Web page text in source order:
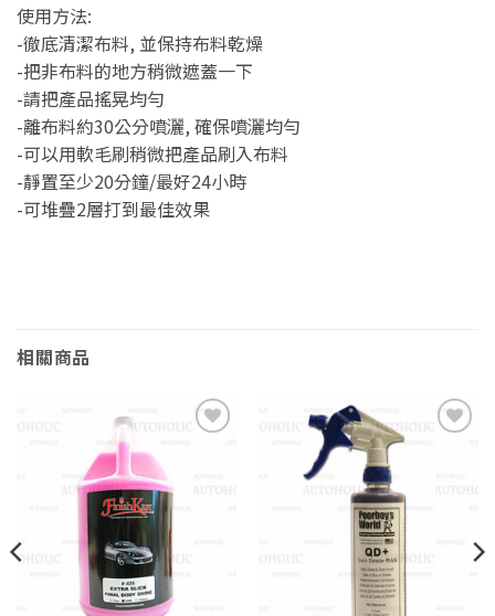
使用方法:
-徹底清潔布料, 並保持布料乾燥
-把非布料的地方稍微遮蓋一下
-請把產品搖晃均勻
-離布料約30公分噴灑, 確保噴灑均勻
-可以用軟毛刷稍微把產品刷入布料
-靜置至少20分鐘/最好24小時
-可堆疊2層打到最佳效果
相關商品